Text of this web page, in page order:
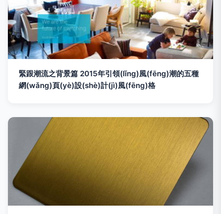
緊跟潮流之背景篇 2015年引領(lǐng)風(fēng)潮的五種
網(wǎng)頁(yè)設(shè)計(jì)風(fēng)格